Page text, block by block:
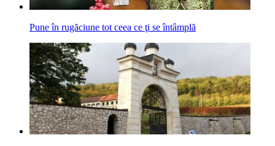
Pune în rugăciune tot ceea ce ţi se întâmplă